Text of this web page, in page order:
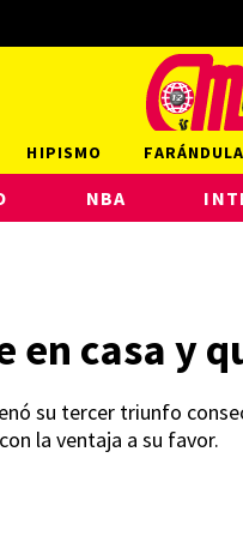
en casa y
su tercer triunfo
la ventaja a su favor.
HIPISMO FARÁNDULA
NBA